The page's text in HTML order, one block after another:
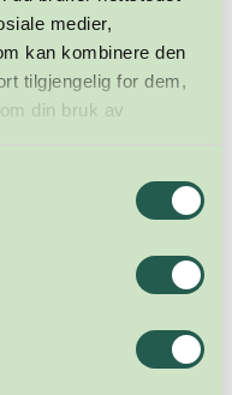
medier,
kan kombinere den
tilgjengelig for dem,
din bruk av